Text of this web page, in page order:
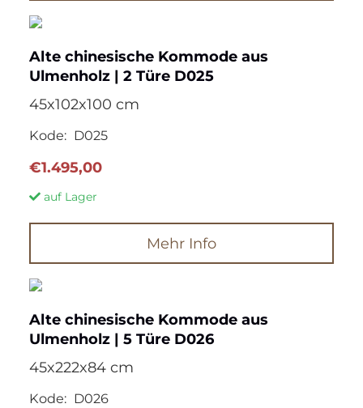
Alte chinesische Kommode aus
Ulmenholz | 2 Türe D025
45x102x100 cm
Kode: D025
€1.495,00
auf Lager
Mehr Info
Alte chinesische Kommode aus
Ulmenholz | 5 Türe D026
45x222x84 cm
Kode: D026